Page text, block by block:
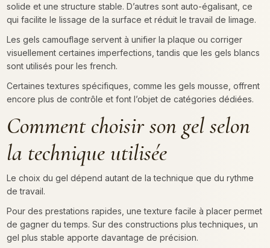
solide et une structure stable. D’autres sont auto-égalisant, ce
qui facilite le lissage de la surface et réduit le travail de limage.
Les gels camouflage servent à unifier la plaque ou corriger
visuellement certaines imperfections, tandis que les gels blancs
sont utilisés pour les french.
Certaines textures spécifiques, comme les gels mousse, offrent
encore plus de contrôle et font l’objet de catégories dédiées.
Comment choisir son gel selon
la technique utilisée
Le choix du gel dépend autant de la technique que du rythme
de travail.
Pour des prestations rapides, une texture facile à placer permet
de gagner du temps. Sur des constructions plus techniques, un
gel plus stable apporte davantage de précision.